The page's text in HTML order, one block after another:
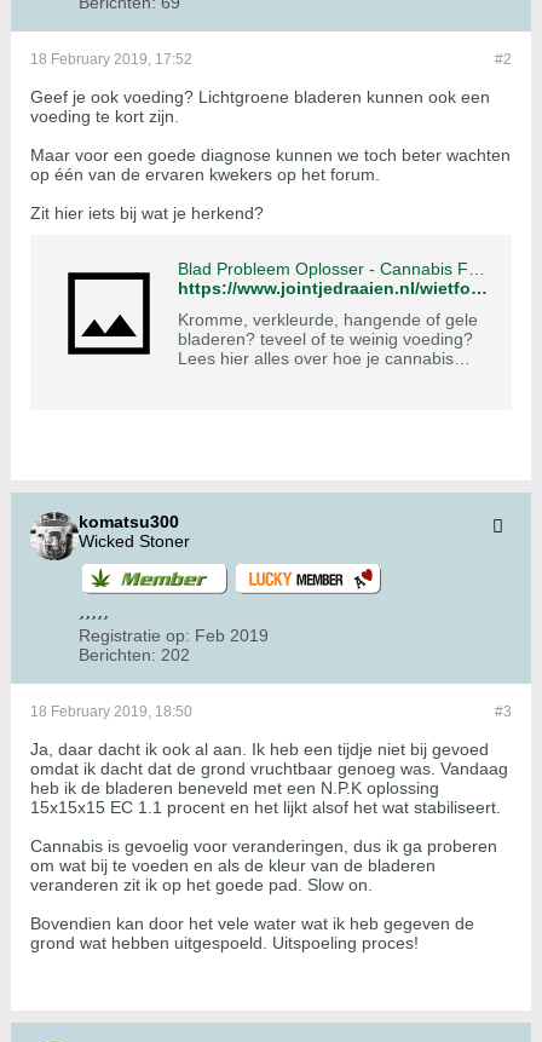
#2
18 February 2019, 17:52
Geef je ook voeding? Lichtgroene bladeren kunnen ook een
voeding te kort zijn.
Maar voor een goede diagnose kunnen we toch beter wachten
op één van de ervaren kwekers op het forum.
Zit hier iets bij wat je herkend?
https://www.jointjedraaien.nl/wietforum/forum/wiet-kweken-algemeen/cannabis-helpdesk/bladproblemen/10132-blad-probleem-oplosser
Kromme, verkleurde, hangende of gele
bladeren? teveel of te weinig voeding?
Lees hier alles over hoe je cannabis
komatsu300
Wicked Stoner
Registratie op: Feb 2019
Berichten: 202
#3
18 February 2019, 18:50
Ja, daar dacht ik ook al aan. Ik heb een tijdje niet bij gevoed
omdat ik dacht dat de grond vruchtbaar genoeg was. Vandaag
heb ik de bladeren beneveld met een N.P.K oplossing
15x15x15 EC 1.1 procent en het lijkt alsof het wat stabiliseert.
Cannabis is gevoelig voor veranderingen, dus ik ga proberen
om wat bij te voeden en als de kleur van de bladeren
veranderen zit ik op het goede pad. Slow on.
Bovendien kan door het vele water wat ik heb gegeven de
grond wat hebben uitgespoeld. Uitspoeling proces!